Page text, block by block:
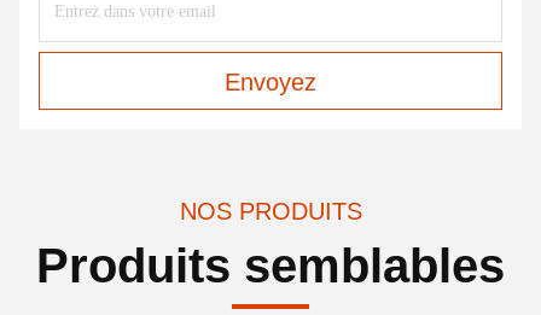
Envoyez
NOS PRODUITS
Produits semblables